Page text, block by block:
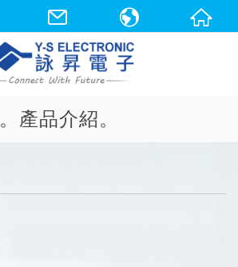
。產品介紹。
中文(繁體)
English